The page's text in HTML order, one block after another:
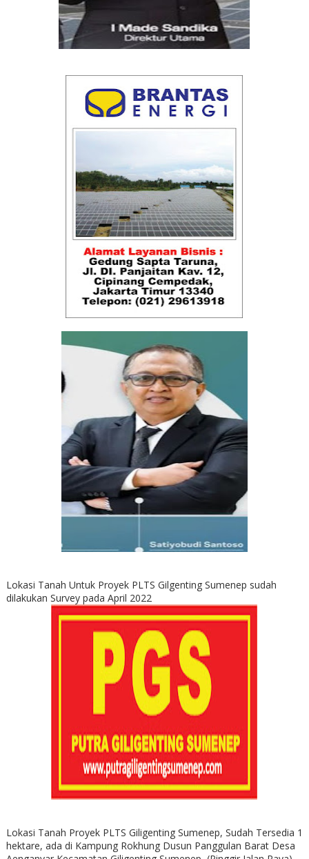
Lokasi Tanah Untuk Proyek PLTS Gilgenting Sumenep sudah
dilakukan Survey pada April 2022
Lokasi Tanah Proyek PLTS Giligenting Sumenep, Sudah Tersedia 1
hektare, ada di Kampung Rokhung Dusun Panggulan Barat Desa